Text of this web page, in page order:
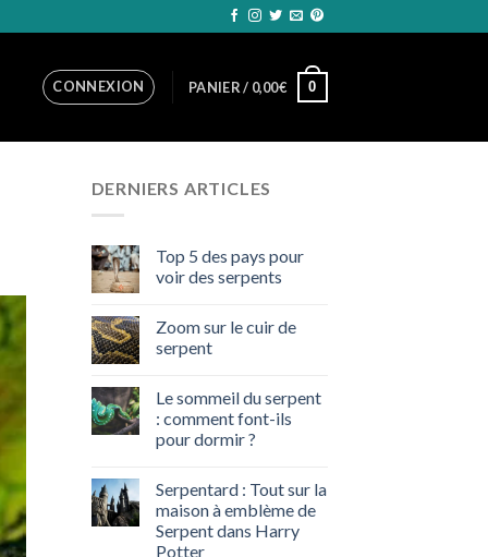
CONNEXION PANIER / 0,00€ 0
DERNIERS ARTICLES
Top 5 des pays pour
voir des serpents
Zoom sur le cuir de
serpent
Le sommeil du serpent
: comment font-ils
pour dormir ?
Serpentard : Tout sur la
maison à emblème de
Serpent dans Harry
Potter